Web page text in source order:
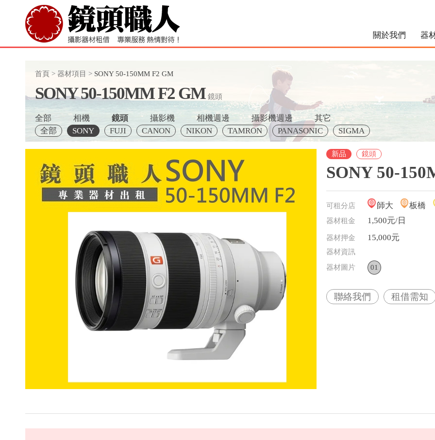
關於我們 器
首頁 > 器材項目 > SONY 50-150MM F2 GM
SONY 50-150MM F2 GM 鏡頭
全部 相機
鏡頭
全部
SONY FUJI CANON NIKON TAMRON PANASONIC SIGMA
攝影機 相機週邊 攝影機週邊 其它
新品 鏡頭
SONY 50-
可租分店 師大 板橋
器材租金 1,500元/日
器材押金 15,000元
器材資訊
器材圖片
01
聯絡我們 租借需知